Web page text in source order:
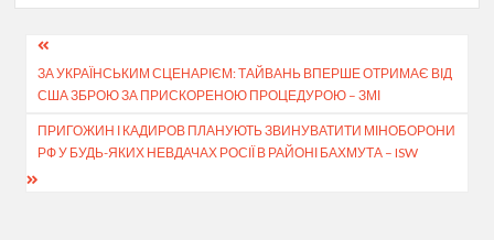
Навігація
записів
ЗА УКРАЇНСЬКИМ СЦЕНАРІЄМ: ТАЙВАНЬ ВПЕРШЕ ОТРИМАЄ ВІД
США ЗБРОЮ ЗА ПРИСКОРЕНОЮ ПРОЦЕДУРОЮ – ЗМІ
ПРИГОЖИН І КАДИРОВ ПЛАНУЮТЬ ЗВИНУВАТИТИ МІНОБОРОНИ
РФ У БУДЬ-ЯКИХ НЕВДАЧАХ РОСІЇ В РАЙОНІ БАХМУТА – ISW